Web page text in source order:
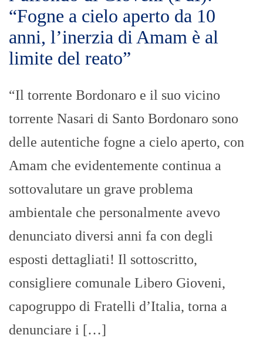
“Fogne a cielo aperto da 10
anni, l’inerzia di Amam è al
limite del reato”
“Il torrente Bordonaro e il suo vicino
torrente Nasari di Santo Bordonaro sono
delle autentiche fogne a cielo aperto, con
Amam che evidentemente continua a
sottovalutare un grave problema
ambientale che personalmente avevo
denunciato diversi anni fa con degli
esposti dettagliati! Il sottoscritto,
consigliere comunale Libero Gioveni,
capogruppo di Fratelli d’Italia, torna a
denunciare i […]